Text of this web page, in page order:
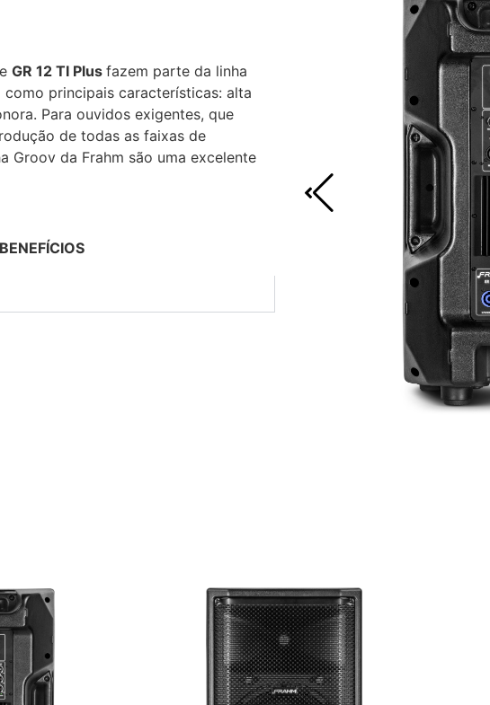
e GR 12 TI Plus fazem parte da linha
como principais características: alta
Para ouvidos exigentes, que
de todas as faixas de
Groov da Frahm são uma excelente
BENEFÍCIOS